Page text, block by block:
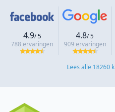
4.9/ 5
788 ervaringen
4.8/ 5
909 ervaringen
Lees alle 18260